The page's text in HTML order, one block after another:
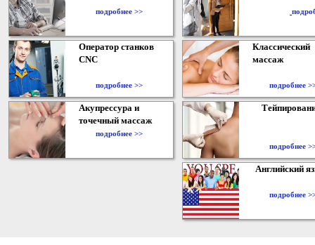
подробнее >>
Оператор станков
CNC
подробнее >>
Классический
массаж
подробнее
Акупрессура и
точечный массаж
подробнее >>
подробнее
Английский
подробнее